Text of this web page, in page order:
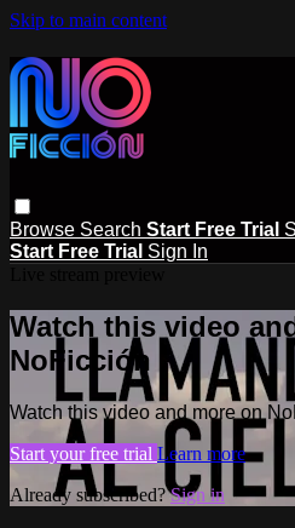
Skip to main content
Browse Search Start Free Trial
Start Free Trial Sign In
Watch this video
NoFicción
Watch this video and more on
Start your free trial Learn more
Already subscribed?Sign in